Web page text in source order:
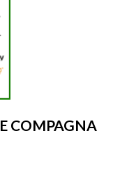
COMPAGNA